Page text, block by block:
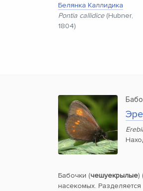
Белянка Каллидика
Pontia callidice(Hubner,
1804)
Бабочки (чешуекрылые)
насекомых.